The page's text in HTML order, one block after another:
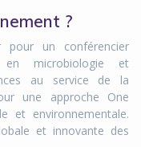
?
pour un conférencier
en microbiologie et
au service de la
une approche One
et environnementale.
et innovante des